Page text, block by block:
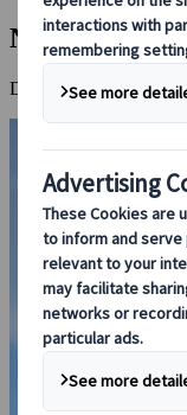
Naha
Den avslappnade